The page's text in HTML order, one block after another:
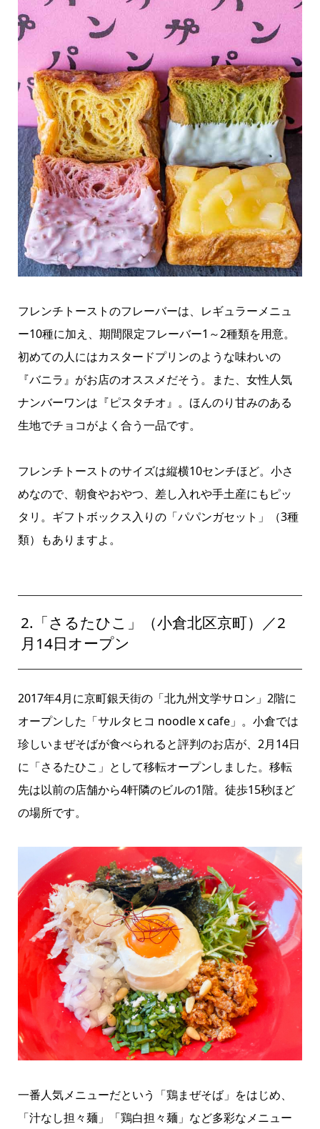
フレンチトーストのフレーバーは、レギュラーメニュ
ー10種に加え、期間限定フレーバー1～2種類を用意。
初めての人にはカスタードプリンのような味わいの
『バニラ』がお店のオススメだそう。また、女性人気
ナンバーワンは『ピスタチオ』。ほんのり甘みのある
生地でチョコがよく合う一品です。
フレンチトーストのサイズは縦横10センチほど。小さ
めなので、朝食やおやつ、差し入れや手土産にもピッ
タリ。ギフトボックス入りの「パパンガセット」（3種
類）もありますよ。
2.「さるたひこ」（小倉北区京町）／2
月14日オープン
2017年4月に京町銀天街の「北九州文学サロン」 2階に
オープンした「サルタヒコ noodle x cafe」。小倉では
珍しいまぜそばが食べられると評判のお店が、 2月14日
に「さるたひこ」として移転オープンしました。移転
先は以前の店舗から4軒隣のビルの1階。徒歩15秒ほど
の場所です。
一番人気メニューだという「鶏まぜそば」をはじめ、
「汁なし担々麺」「鶏白担々麺」など多彩なメニュー